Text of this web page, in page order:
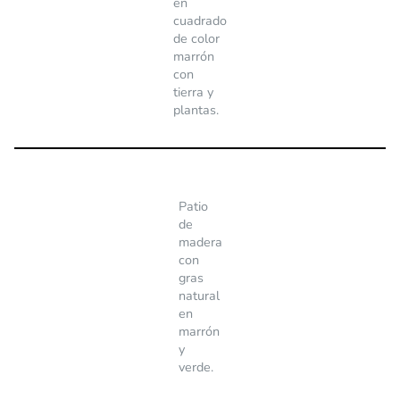
cuadrado
de color
marrón
con
tierra y
plantas.
Patio
de
madera
con
gras
natural
en
marrón
y
verde.